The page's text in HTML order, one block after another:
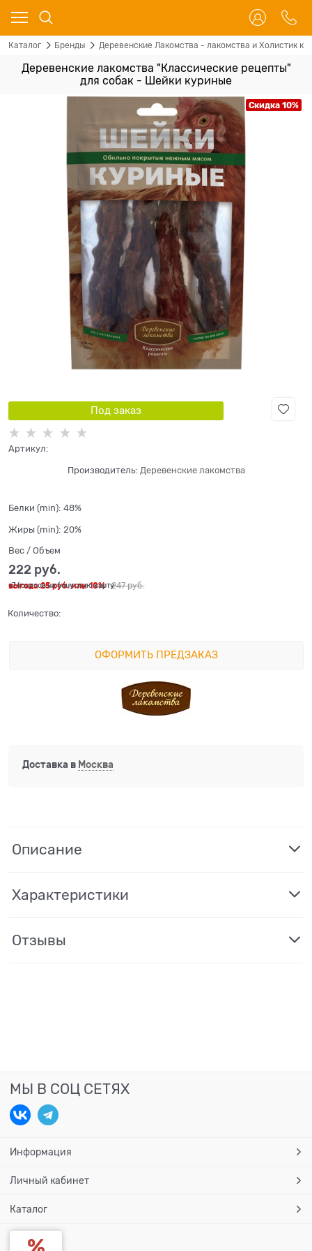
Каталог Бренды Деревенские Лакомства - лакомства и Холистик
Деревенские лакомства "Классические рецепты"
для собак - Шейки куриные
Скидка 10%
Под заказ
Артикул:
Производитель: Деревенские лакомства
Белки (min): 48%
Жиры (min): 20%
Вес / Объем
247 руб.
222 руб.
выгода25 руб.или10%
+7 бонусов на бонусную карту
Количество:
ОФОРМИТЬ ПРЕДЗАКАЗ
Доставка в Москва
Описание
Характеристики
Отзывы
МЫ В СОЦ СЕТЯХ
Информация
Личный кабинет
Каталог